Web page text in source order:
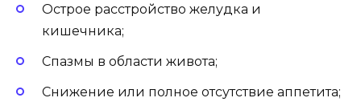
Острое расстройство желудка и
кишечника;
Спазмы в области живота;
Снижение или полное отсутствие аппетита;